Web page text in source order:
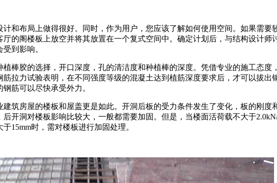
和布局上做得很好。同时，作为用户，您应该了解如何使用空间。如果需
的阁楼板上放空并将其放置在一个复式空间中。确定计划后，与结构设计
到影响。
棒胶的选择，开口深度，孔的清洁度和种植棒的深度。凭借专业的施工态
拉力试验表明，在不同强度等级的混凝土达到植筋深度要求后，才可以拔
筋可以尽快承受外力。
筑房屋的楼板和屋盖更是如此。开洞后板的受力条件发生了变化，板的刚
开洞对楼板影响比较大，一般都需要加固。但是，当楼面活荷载不大于
15mm时，需对楼板进行加固处理。